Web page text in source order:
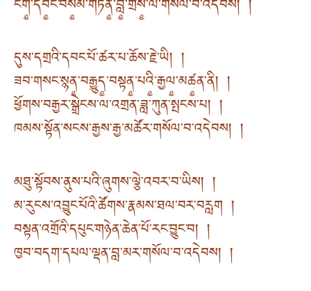
ངག༵་དབ༵ང་བས༵མ་གཏན༵་བློ༵་གྲོས༵་ལ་གསོལ་བ་འདེབས། །
དུས་དགྲའི་དབང་པོ་ཚར་པ་ཆོས་རྗེ་ཡི། །
ཟབ་གསང་སྙན༵་བརྒྱུད༵་བསྟན༵་པའི༵་རྒྱལ༵་མཚ༵ན་ནི། །
ཕྱོགས་བརྒྱར་སྒྲེངས་ལ་འགྲན་ཟླ་ཀུན་སྤངས་པ། །
ཁམས་སྟོན་སངས་རྒྱས་རྒྱ་མཚོར་གསོལ་བ་འདེབས། །
མཐུ་སྟོབས་ནུས་པའི་ཞུགས་ལྕེ་འབར་བ་ཡིས། །
མ་རུངས་འབྱུང་པོའི་ཚོགས་རྣམས་ཐལ་བར་བརླག །
བསྟན་འགྲོའི་དཔུང་གཉེན་ཆེན་པོ་རང་བྱུང་བ། །
ཁྱབ་བདག་དཔལ་ལྡན་བླ་མར་གསོལ་བ་འདེབས། །